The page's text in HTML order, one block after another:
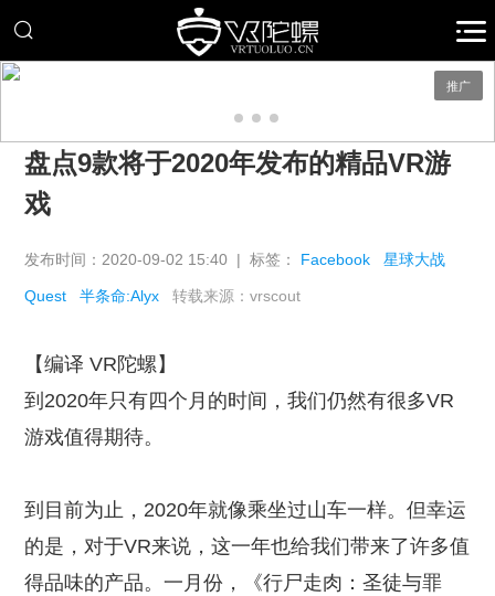
推广
盘点9款将于2020年发布的精品VR游
戏
发布时间：2020-09-02 15:40 | 标签： Facebook 星球大战
Quest 半条命:Alyx 转载来源：vrscout
【编译 VR陀螺】
到2020年只有四个月的时间，我们仍然有很多VR
游戏值得期待。
到目前为止，2020年就像乘坐过山车一样。但幸运
的是，对于VR来说，这一年也给我们带来了许多值
得品味的产品。一月份，《行尸走肉：圣徒与罪